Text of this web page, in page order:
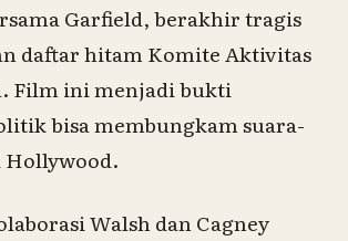
Garfield, berakhir tragis
daftar hitam Komite Aktivitas
Film ini menjadi bukti
bisa membungkam suara-
Walsh dan Cagney